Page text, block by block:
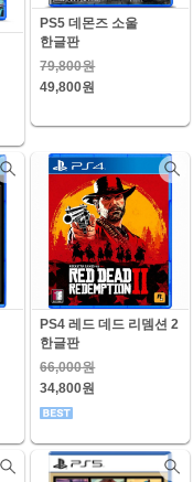
PS5 데몬즈 소울
한글판
79,800원
49,800원
PS4 레드 데드 리뎀션 2
한글판
66,000원
34,800원